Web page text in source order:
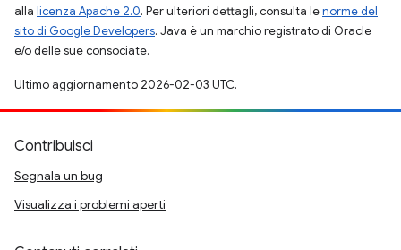
alla licenza Apache 2.0. Per ulteriori dettagli, consulta lenorme del
sito di Google Developers. Java è un marchio registrato di Oracle
e/o delle sue consociate.
Ultimo aggiornamento 2026-02-03 UTC.
Contribuisci
Segnala un bug
Visualizza i problemi aperti